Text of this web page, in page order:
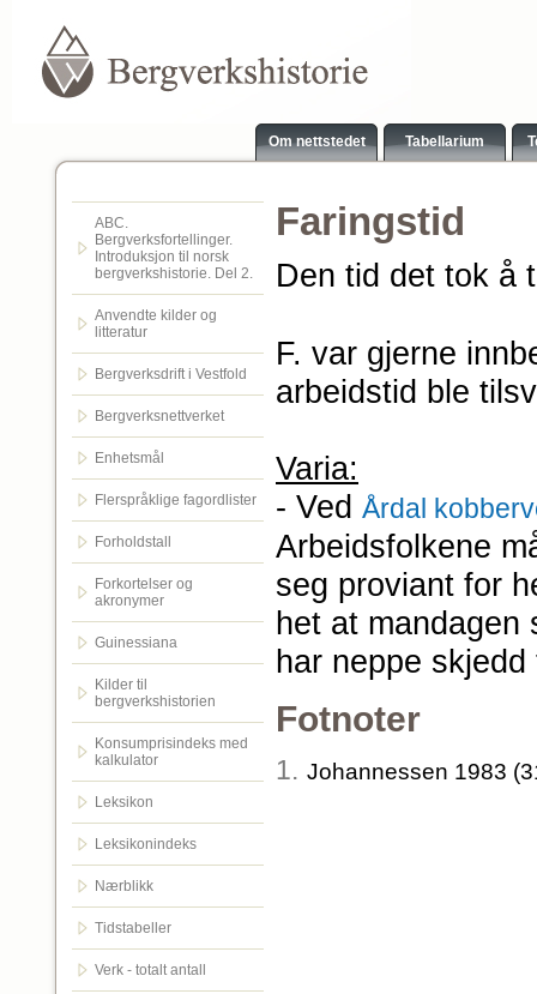
Om nettstedet Tabellarium
ABC.
Bergverksfortellinger.
Introduksjon til norsk
bergverkshistorie. Del 2.
Anvendte kilder og
litteratur
Bergverksdrift i Vestfold
Bergverksnettverket
Enhetsmål
Flerspråklige fagordlister
Forholdstall
Forkortelser og
akronymer
Guinessiana
Kilder til
bergverkshistorien
Konsumprisindeks med
kalkulator
Leksikon
Leksikonindeks
Nærblikk
Tidstabeller
Verk - totalt antall
Faringstid
Den tid det tok å
F. var gjerne
arbeidstid ble
Varia:
- Ved Årdal
Arbeidsfolkene
seg proviant for
het at mandagen
har neppe
Fotnoter
1. Johannessen 1983